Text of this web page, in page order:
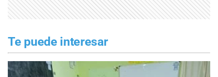
Te puede interesar